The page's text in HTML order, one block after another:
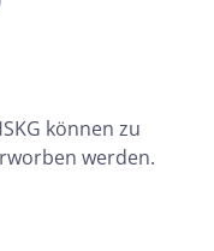
können zu
werden.